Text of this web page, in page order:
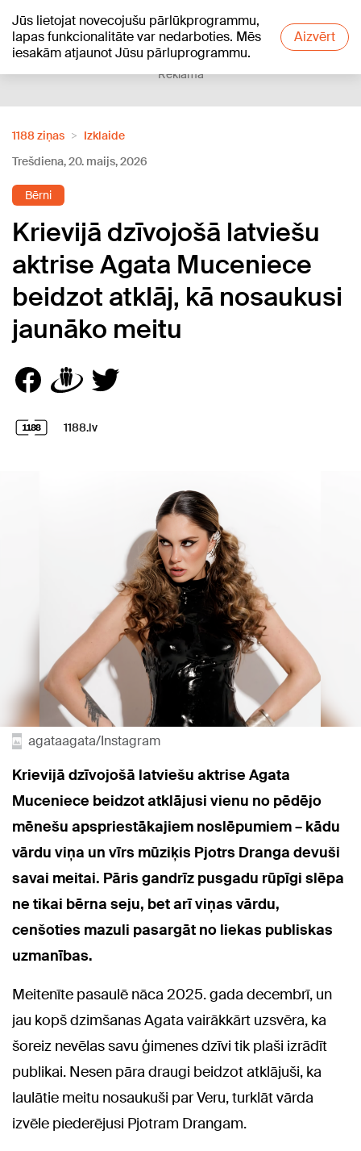
Jūs lietojat novecojušu pārlūkprogrammu,
lapas funkcionalitāte var nedarboties. Mēs
iesakām atjaunot Jūsu pārluprogrammu.
Aizvērt
+24°C
Reklāma
1188 ziņas
Izklaide
Trešdiena, 20. maijs, 2026
Bērni
Krievijā dzīvojošā latviešu
aktrise Agata Muceniece
beidzot atklāj, kā nosaukusi
jaunāko meitu
1188.lv
agataagata/Instagram
Krievijā dzīvojošā latviešu aktrise Agata
Muceniece beidzot atklājusi vienu no pēdējo
mēnešu apspriestākajiem noslēpumiem – kādu
vārdu viņa un vīrs mūziķis Pjotrs Dranga devuši
savai meitai. Pāris gandrīz pusgadu rūpīgi slēpa
ne tikai bērna seju, bet arī viņas vārdu,
cenšoties mazuli pasargāt no liekas publiskas
uzmanības.
Meitenīte pasaulē nāca 2025. gada decembrī, un
jau kopš dzimšanas Agata vairākkārt uzsvēra, ka
šoreiz nevēlas savu ģimenes dzīvi tik plaši izrādīt
publikai. Nesen pāra draugi beidzot atklājuši, ka
laulātie meitu nosaukuši par Veru, turklāt vārda
izvēle piederējusi Pjotram Drangam.